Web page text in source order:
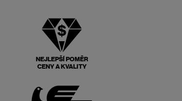
NEJLEPŠÍ POMĚR
CENY A KVALITY